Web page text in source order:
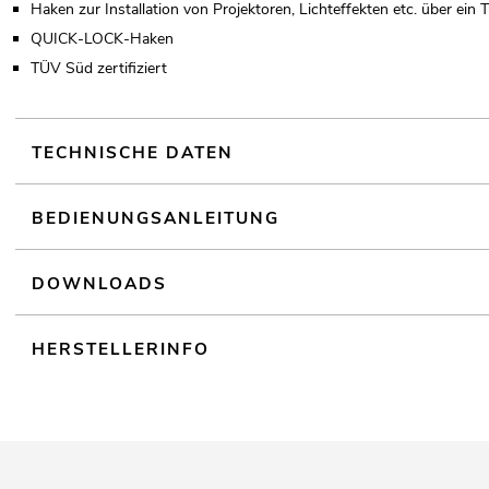
Haken zur Installation von Projektoren, Lichteffekten etc. über ein
QUICK-LOCK-Haken
TÜV Süd zertifiziert
TECHNISCHE DATEN
BEDIENUNGSANLEITUNG
DOWNLOADS
HERSTELLERINFO